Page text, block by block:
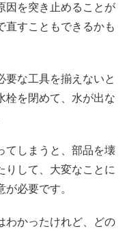
因を突き止めることが
直すこともできるかも
要な工具を揃えないと
栓を閉めて、水が出な
てしまうと、部品を壊
りして、大変なことに
必要です。
わかったけれど、どの